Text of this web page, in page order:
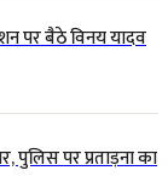
पर बैठे विनय यादव
पुलिस पर प्रताड़ना का